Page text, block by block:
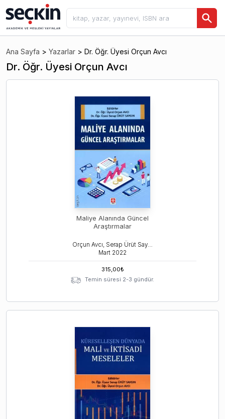
Ana Sayfa > Yazarlar > Dr. Öğr. Üyesi Orçun Avcı
Dr. Öğr. Üyesi Orçun Avcı
Maliye Alanında Güncel
Araştırmalar
Orçun Avcı, Serap Ürüt Saygın
Mart 2022
315,00₺
Temin süresi 2-3 gündür.